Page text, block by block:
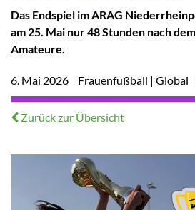
Das Endspiel im ARAG
am 25. Mai nur 48 Stunden nach
Amateure.
6. Mai 2026 Frauenfußball | Global
Zurück zur Übersicht